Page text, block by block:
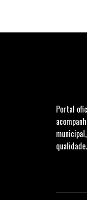
Portal
qualidade.